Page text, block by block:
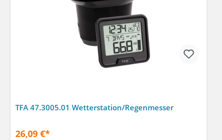
TFA 47.3005.01 Wetterstation/Regenmesser
26,09 €*